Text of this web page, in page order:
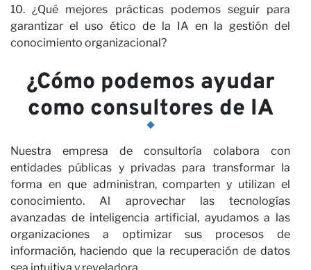
10. ¿Qué mejores prácticas podemos seguir para
garantizar el uso ético de la IA en la gestión del
conocimiento organizacional?
¿Cómo podemos ayudar
como consultores de IA
Nuestra empresa de consultoría colabora con
entidades públicas y privadas para transformar la
forma en que administran, comparten y utilizan el
conocimiento. Al aprovechar las tecnologías
avanzadas de inteligencia artificial, ayudamos a las
organizaciones a optimizar sus procesos de
información, haciendo que la recuperación de datos